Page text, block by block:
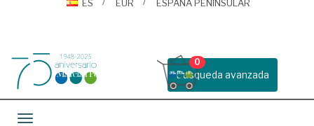
ES
EUR ESPAÑA PENINSULAR
Busqueda avanzada
0
Toggle navigation